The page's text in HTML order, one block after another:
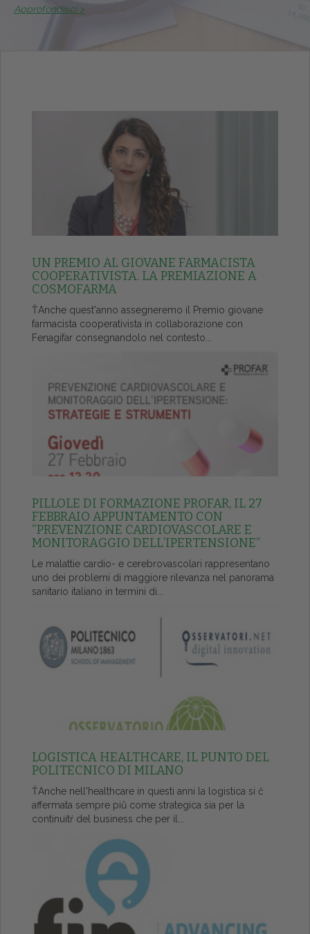
Approfondisci >
UN PREMIO AL GIOVANE FARMACISTA
COOPERATIVISTA. LA PREMIAZIONE A
COSMOFARMA
ŤAnche quest'anno assegneremo il Premio giovane
farmacista cooperativista in collaborazione con
Fenagifar consegnandolo nel contesto...
PILLOLE DI FORMAZIONE PROFAR, IL 27
FEBBRAIO APPUNTAMENTO CON
“PREVENZIONE CARDIOVASCOLARE E
MONITORAGGIO DELL’IPERTENSIONE”
Le malattie cardio- e cerebrovascolari rappresentano
uno dei problemi di maggiore rilevanza nel panorama
sanitario italiano in termini di...
LOGISTICA HEALTHCARE, IL PUNTO DEL
POLITECNICO DI MILANO
ŤAnche nell'healthcare in questi anni la logistica si č
affermata sempre piů come strategica sia per la
continuitŕ del business che per il...